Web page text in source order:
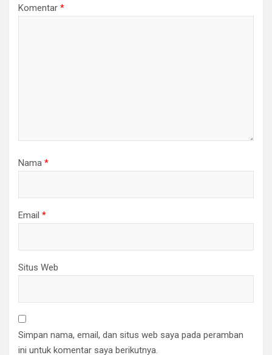
Komentar *
Nama *
Email *
Situs Web
Simpan nama, email, dan situs web saya pada peramban
ini untuk komentar saya berikutnya.